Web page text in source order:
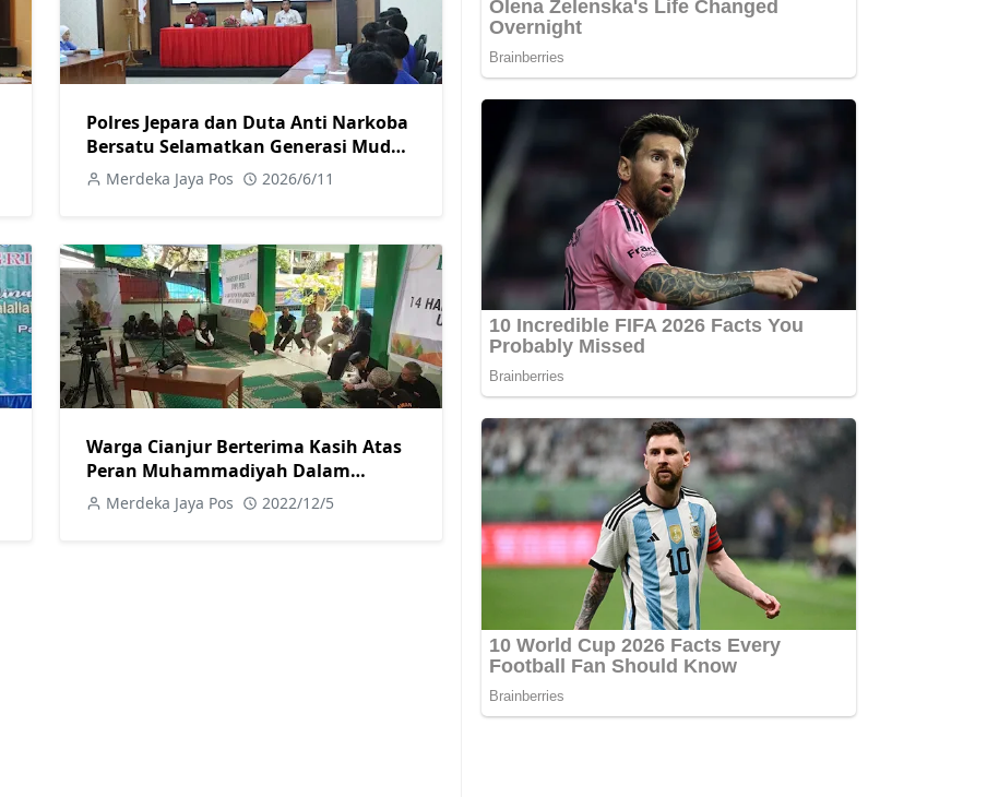
Polres Jepara dan Duta Anti Narkoba
Bersatu Selamatkan Generasi Muda
dari Bahaya Narkoba
Merdeka Jaya Pos 2026/6/11
Warga Cianjur Berterima Kasih Atas
Peran Muhammadiyah Dalam
Menangani Korban Gempa
Merdeka Jaya Pos 2022/12/5